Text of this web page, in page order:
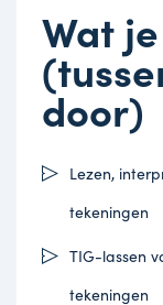
Wat
door)
Lezen,
tekeningen
TIG-lassen
tekeningen